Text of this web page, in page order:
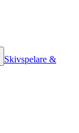
Skivspelare &